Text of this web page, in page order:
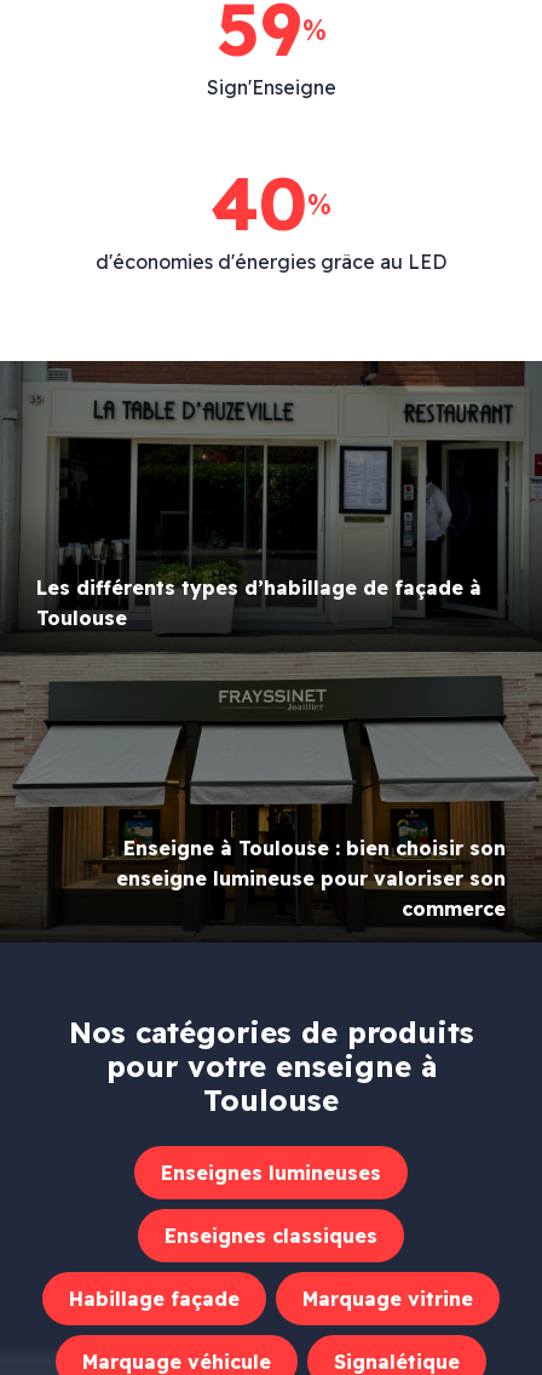
76%
Sign'Enseigne
40%
d'économies d'énergies grâce au LED
Les différents types d’habillage de façade à
Toulouse
Enseigne à Toulouse : bien choisir son
enseigne lumineuse pour valoriser son
commerce
Nos catégories de produits
pour votre enseigne à
Toulouse
Enseignes lumineuses
Enseignes classiques
Habillage façade Marquage vitrine
Marquage véhicule Signalétique